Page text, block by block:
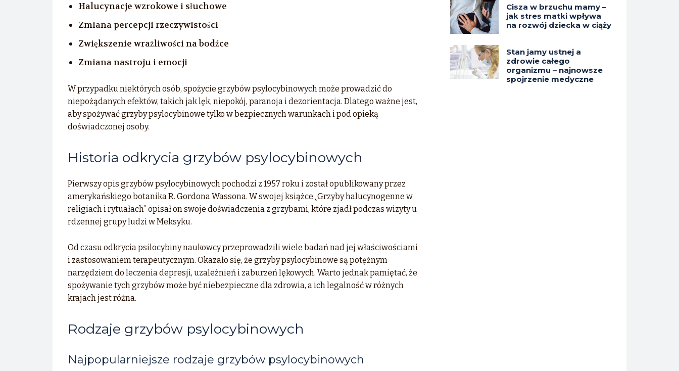
Halucynacje wzrokowe i słuchowe
Zmiana percepcji rzeczywistości
Zwiększenie wrażliwości na bodźce
Zmiana nastroju i emocji
W przypadku niektórych osób, spożycie grzybów psylocybinowych może prowadzić do
niepożądanych efektów, takich jak lęk, niepokój, paranoja i dezorientacja. Dlatego ważne jest,
aby spożywać grzyby psylocybinowe tylko w bezpiecznych warunkach i pod opieką
doświadczonej osoby.
Historia odkrycia grzybów psylocybinowych
Pierwszy opis grzybów psylocybinowych pochodzi z 1957 roku i został opublikowany przez
amerykańskiego botanika R. Gordona Wassona. W swojej książce „Grzyby halucynogenne w
religiach i rytuałach” opisał on swoje doświadczenia z grzybami, które zjadł podczas wizyty u
rdzennej grupy ludzi w Meksyku.
Od czasu odkrycia psilocybiny naukowcy przeprowadzili wiele badań nad jej właściwościami
i zastosowaniem terapeutycznym. Okazało się, że grzyby psylocybinowe są potężnym
narzędziem do leczenia depresji, uzależnień i zaburzeń lękowych. Warto jednak pamiętać, że
spożywanie tych grzybów może być niebezpieczne dla zdrowia, a ich legalność w różnych
krajach jest różna.
Rodzaje grzybów psylocybinowych
Najpopularniejsze rodzaje grzybów psylocybinowych
Cisza w brzuchu mamy –
jak stres matki wpływa
na rozwój dziecka w ciąży
Stan jamy ustnej a
zdrowie całego
organizmu – najnowsze
spojrzenie medyczne